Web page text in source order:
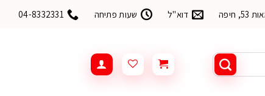
דוא"ל שעות פתיחה 04-8332331